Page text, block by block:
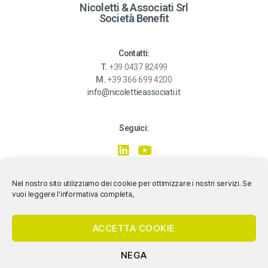
Nel nostro sito utilizziamo dei cookie per ottimizzare i nostri servizi. Se
vuoi leggere l'informativa completa,
ACCETTA COOKIE
NEGA
Nicoletti & Associati Srl
Società Benefit
Contatti:
T. +39 0437 82499
M. +39 366 699 4200
info@nicolettieassociati.it
Seguici: